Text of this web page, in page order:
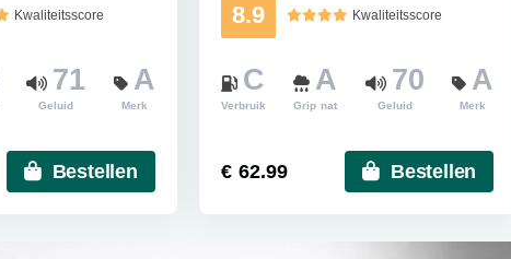
Kwaliteitsscore
71
Geluid
A
Merk
Bestellen
8.9 Kwaliteitsscore
C
Verbruik
A
Grip nat
70
Geluid
A
Merk
€ 62.99 Bestellen